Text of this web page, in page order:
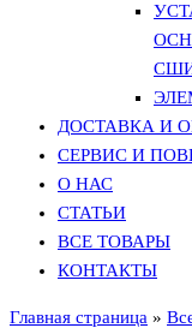
ДОСТАВКА И
СЕРВИС И
О НАС
СТАТЬИ
ВСЕ ТОВАРЫ
КОНТАКТЫ
Главная страница »